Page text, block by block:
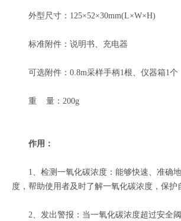
外型尺寸：125×52×30mm(L×W×H)
标准附件：说明书、充电器
可选附件：0.8m采样手柄1根、仪器箱1个
重 量：200g
作用：
1、检测一氧化碳浓度：能够快速、准确地
度，帮助使用者及时了解一氧化碳浓度，保护
2、发出警报：当一氧化碳浓度超过安全